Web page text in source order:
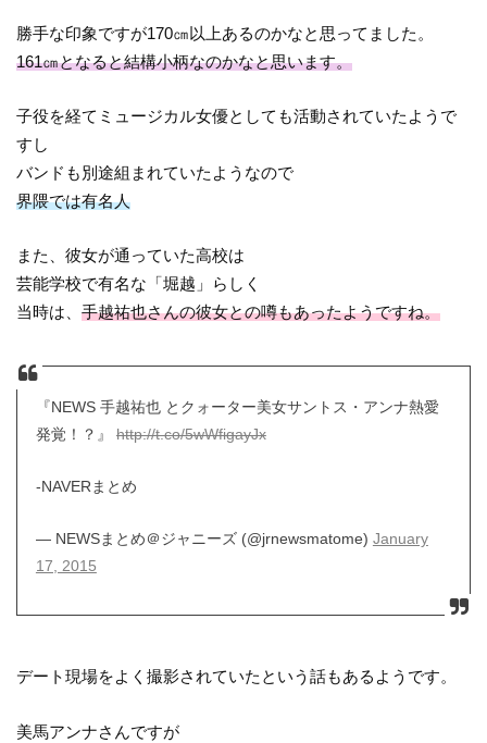
勝手な印象ですが170㎝以上あるのかなと思ってました。
161㎝となると結構小柄なのかなと思います。
子役を経てミュージカル女優としても活動されていたようで
すし
バンドも別途組まれていたようなので
界隈では有名人
また、彼女が通っていた高校は
芸能学校で有名な「堀越」らしく
当時は、手越祐也さんの彼女との噂もあったようですね。
『NEWS 手越祐也 とクォーター美女サントス・アンナ熱愛
発覚！？』 http://t.co/5wWfigayJx
-NAVERまとめ
— NEWSまとめ＠ジャニーズ (@jrnewsmatome) January
17, 2015
デート現場をよく撮影されていたという話もあるようです。
美馬アンナさんですが